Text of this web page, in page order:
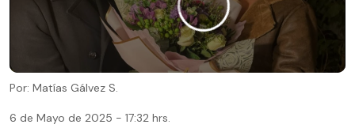
Por: Matías Gálvez S.
6 de Mayo de 2025 - 17:32 hrs.